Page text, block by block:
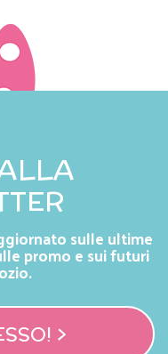
sulle ultime
promo e sui futuri
>